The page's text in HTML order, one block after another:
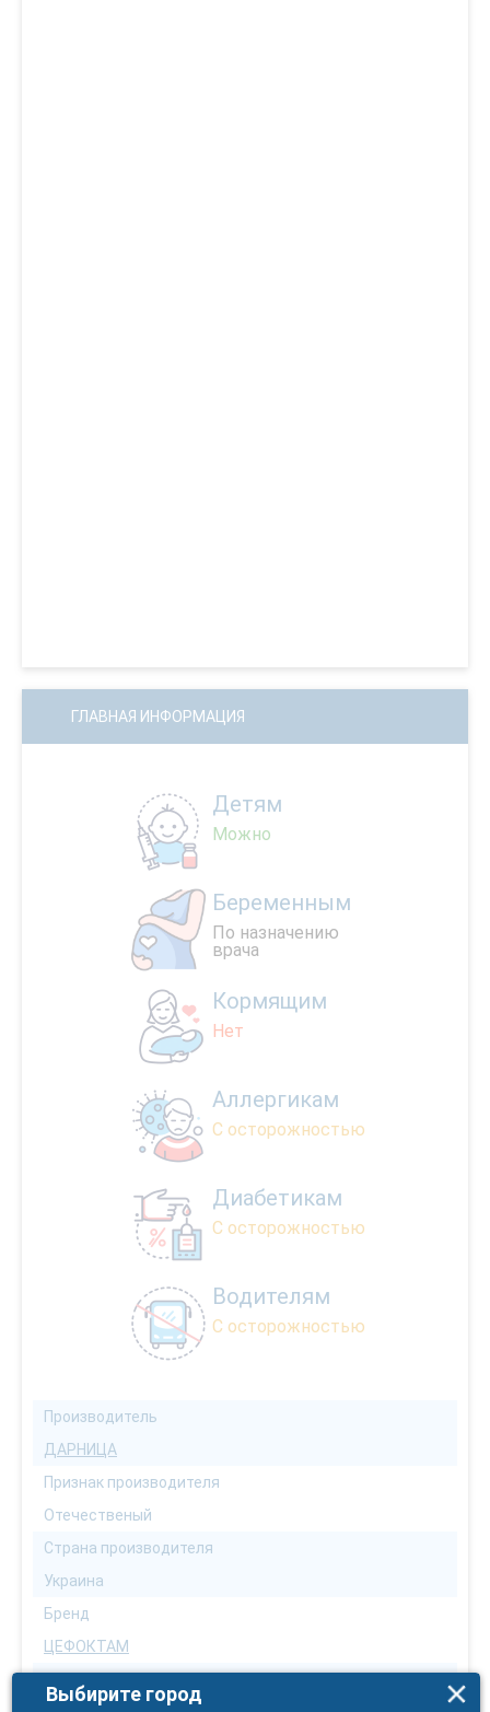
ГЛАВНАЯ ИНФОРМАЦИЯ
Детям
Можно
Беременным
По назначению
врача
Кормящим
Нет
Аллергикам
С осторожностью
Диабетикам
С осторожностью
Водителям
С осторожностью
Производитель
ДАРНИЦА
Признак производителя
Отечественый
Страна производителя
Украина
Бренд
ЦЕФОКТАМ
Выбирите город